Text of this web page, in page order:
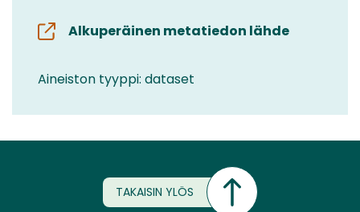
Alkuperäinen metatiedon lähde
Aineiston tyyppi: dataset
TAKAISIN YLÖS